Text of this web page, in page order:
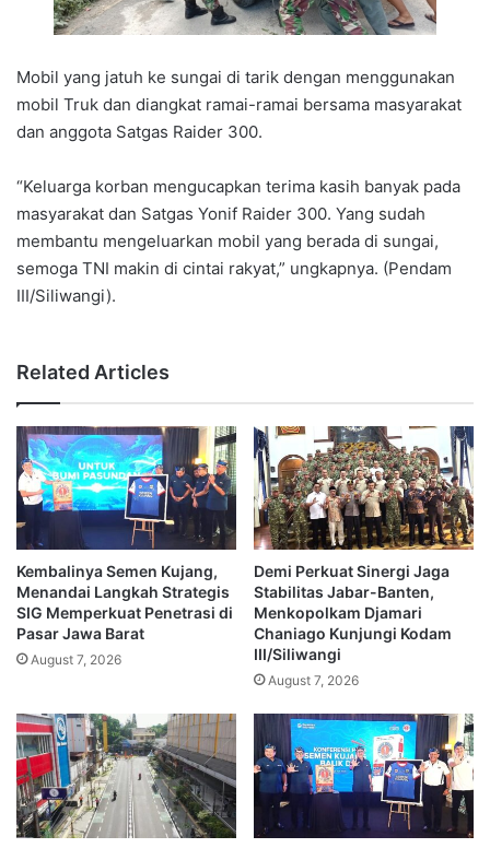
Mobil yang jatuh ke sungai di tarik dengan menggunakan
mobil Truk dan diangkat ramai-ramai bersama masyarakat
dan anggota Satgas Raider 300.
“Keluarga korban mengucapkan terima kasih banyak pada
masyarakat dan Satgas Yonif Raider 300. Yang sudah
membantu mengeluarkan mobil yang berada di sungai,
semoga TNI makin di cintai rakyat,” ungkapnya. (Pendam
III/Siliwangi).
Related Articles
Kembalinya Semen Kujang,
Menandai Langkah Strategis
SIG Memperkuat Penetrasi di
Pasar Jawa Barat
August 7, 2026
Demi Perkuat Sinergi Jaga
Stabilitas Jabar-Banten,
Menkopolkam Djamari
Chaniago Kunjungi Kodam
III/Siliwangi
August 7, 2026